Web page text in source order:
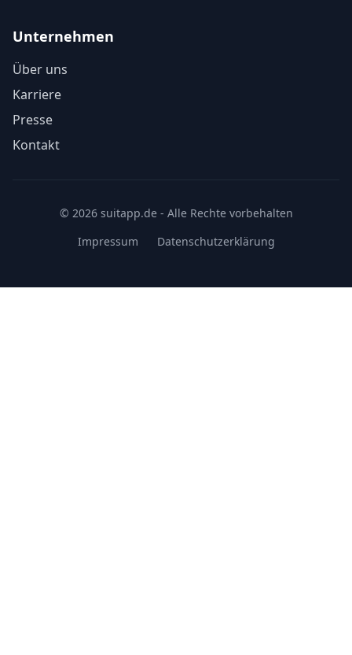
Unternehmen
Über uns
Karriere
Presse
Kontakt
© 2026 suitapp.de - Alle Rechte vorbehalten
Impressum
Datenschutzerklärung